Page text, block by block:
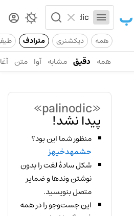
همه دیکشنری مترادف
همه دقیق مشابه آوا متن
«palinodic»
پیدا نشد!
منظور شما این بود؟
حشمهدخیهز
شکل سادهٔ لغت را بدون
نوشتن وندها و ضمایر
متصل بنویسید.
این جست‌وجو را در همه